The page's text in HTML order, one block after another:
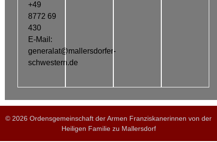
+49
8772 69
430
E-Mail:
generalat@mallersdorfer-
schwestern.de
© 2026 Ordensgemeinschaft der Armen Franziskanerinnen von der
Heiligen Familie zu Mallersdorf